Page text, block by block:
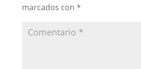
marcados con *